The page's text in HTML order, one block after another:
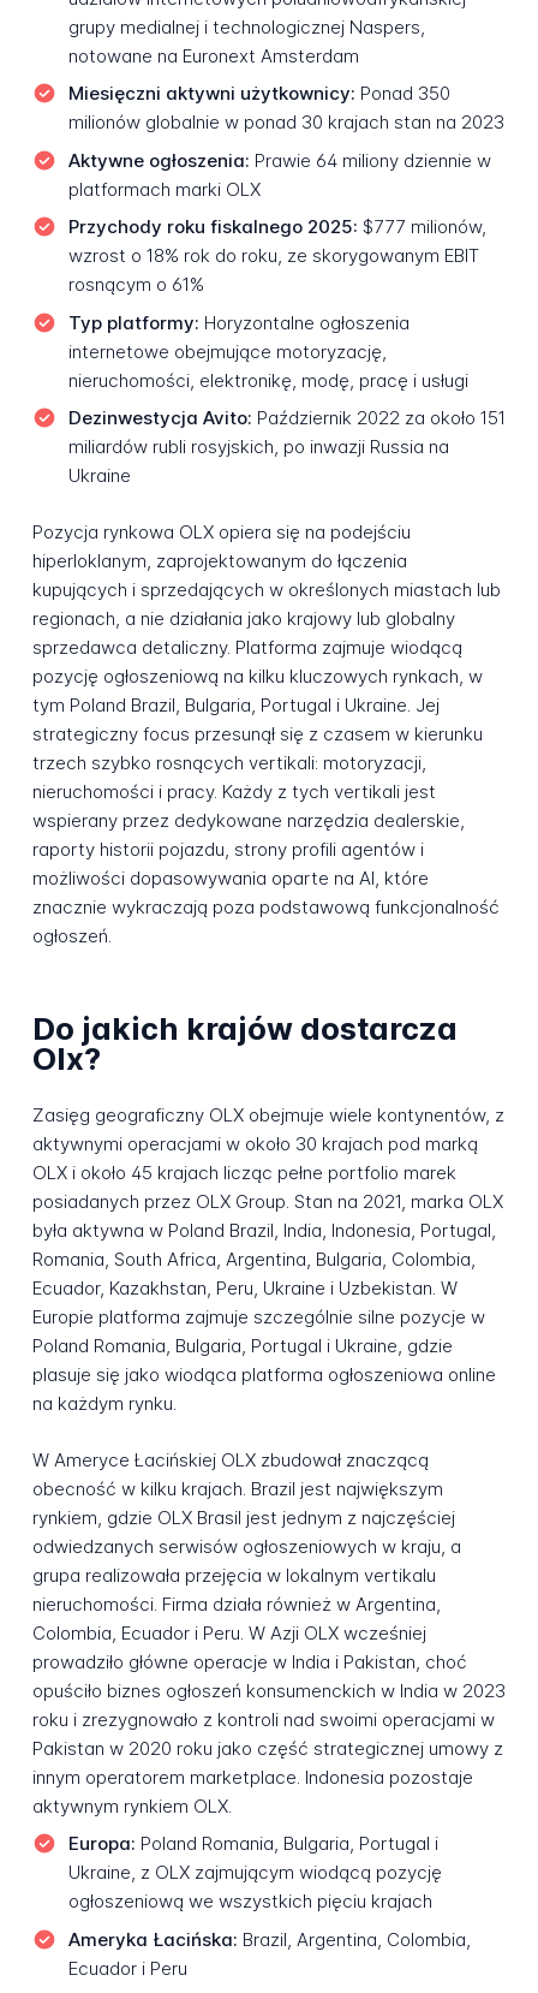
grupy medialnej i technologicznej Naspers,
notowane na Euronext Amsterdam
Miesięczni aktywni użytkownicy: Ponad 350
milionów globalnie w ponad 30 krajach stan na 2023
Aktywne ogłoszenia: Prawie 64 miliony dziennie w
platformach marki OLX
Przychody roku fiskalnego 2025: $777 milionów,
wzrost o 18% rok do roku, ze skorygowanym EBIT
rosnącym o 61%
Typ platformy: Horyzontalne ogłoszenia
internetowe obejmujące motoryzację,
nieruchomości, elektronikę, modę, pracę i usługi
Dezinwestycja Avito: Październik 2022 za około 151
miliardów rubli rosyjskich, po inwazji Russia na
Ukraine
Pozycja rynkowa OLX opiera się na podejściu
hiperloklanym, zaprojektowanym do łączenia
kupujących i sprzedających w określonych miastach lub
regionach, a nie działania jako krajowy lub globalny
sprzedawca detaliczny. Platforma zajmuje wiodącą
pozycję ogłoszeniową na kilku kluczowych rynkach, w
tym Poland Brazil, Bulgaria, Portugal i Ukraine. Jej
strategiczny focus przesunął się z czasem w kierunku
trzech szybko rosnących vertikali: motoryzacji,
nieruchomości i pracy. Każdy z tych vertikali jest
wspierany przez dedykowane narzędzia dealerskie,
raporty historii pojazdu, strony profili agentów i
możliwości dopasowywania oparte na AI, które
znacznie wykraczają poza podstawową funkcjonalność
ogłoszeń.
Do jakich krajów dostarcza
Olx?
Zasięg geograficzny OLX obejmuje wiele kontynentów, z
aktywnymi operacjami w około 30 krajach pod marką
OLX i około 45 krajach licząc pełne portfolio marek
posiadanych przez OLX Group. Stan na 2021, marka OLX
była aktywna w Poland Brazil, India, Indonesia, Portugal,
Romania, South Africa, Argentina, Bulgaria, Colombia,
Ecuador, Kazakhstan, Peru, Ukraine i Uzbekistan. W
Europie platforma zajmuje szczególnie silne pozycje w
Poland Romania, Bulgaria, Portugal i Ukraine, gdzie
plasuje się jako wiodąca platforma ogłoszeniowa online
na każdym rynku.
W Ameryce Łacińskiej OLX zbudował znaczącą
obecność w kilku krajach. Brazil jest największym
rynkiem, gdzie OLX Brasil jest jednym z najczęściej
odwiedzanych serwisów ogłoszeniowych w kraju, a
grupa realizowała przejęcia w lokalnym vertikalu
nieruchomości. Firma działa również w Argentina,
Colombia, Ecuador i Peru. W Azji OLX wcześniej
prowadziło główne operacje w India i Pakistan, choć
opuściło biznes ogłoszeń konsumenckich w India w 2023
roku i zrezygnowało z kontroli nad swoimi operacjami w
Pakistan w 2020 roku jako część strategicznej umowy z
innym operatorem marketplace. Indonesia pozostaje
aktywnym rynkiem OLX.
Europa: Poland Romania, Bulgaria, Portugal i
Ukraine, z OLX zajmującym wiodącą pozycję
ogłoszeniową we wszystkich pięciu krajach
Ameryka Łacińska: Brazil, Argentina, Colombia,
Ecuador i Peru